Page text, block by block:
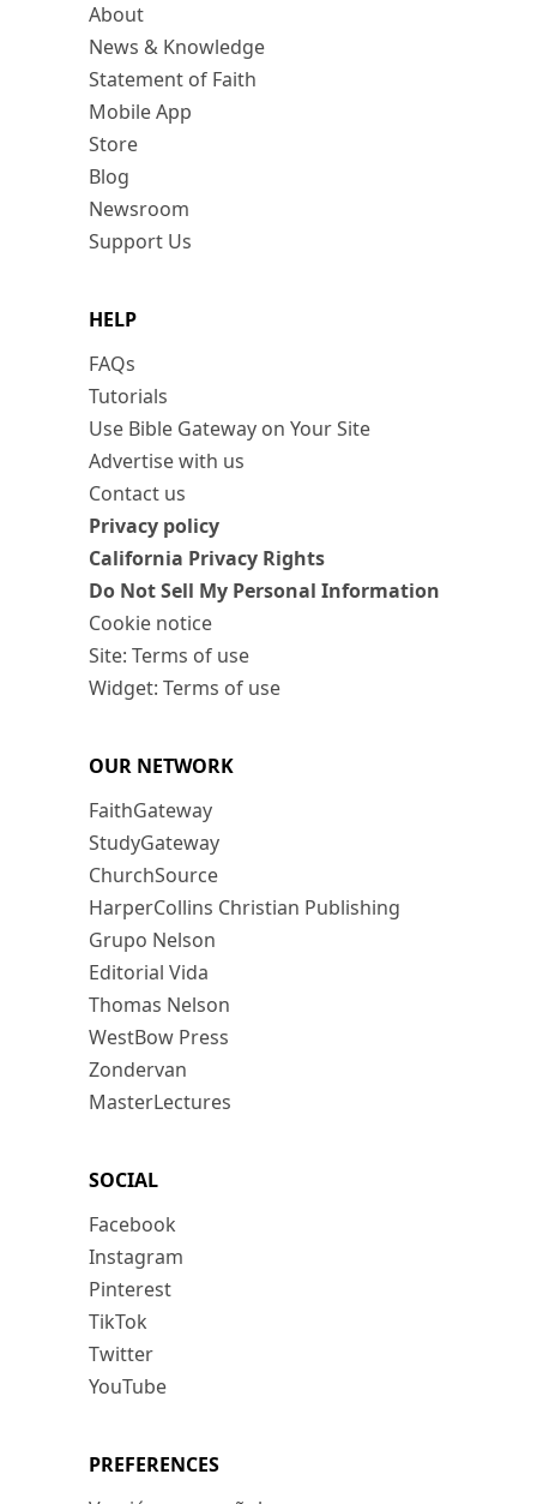
About
News & Knowledge
Statement of Faith
Mobile App
Store
Blog
Newsroom
Support Us
HELP
FAQs
Tutorials
Use Bible Gateway on Your Site
Advertise with us
Contact us
Privacy policy
California Privacy Rights
Do Not Sell My Personal Information
Cookie notice
Site: Terms of use
Widget: Terms of use
OUR NETWORK
FaithGateway
StudyGateway
ChurchSource
HarperCollins Christian Publishing
Grupo Nelson
Editorial Vida
Thomas Nelson
WestBow Press
Zondervan
MasterLectures
SOCIAL
Facebook
Instagram
Pinterest
TikTok
Twitter
YouTube
PREFERENCES